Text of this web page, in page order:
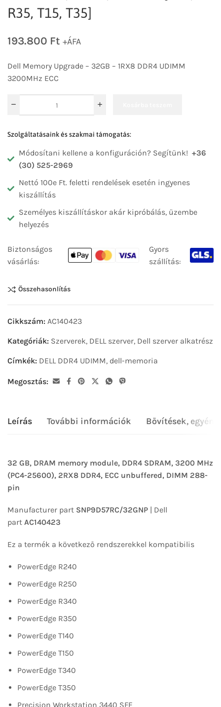
R35, T15, T35]
193.800 Ft +ÁFA
Dell Memory Upgrade – 32GB – 1RX8 DDR4 UDIMM
3200MHz ECC
Szolgáltatásaink és szakmai támogatás:
Módosítani kellene a konfiguráción? Segítünk! +36
(30) 525-2969
Nettó 100e Ft. feletti rendelések esetén ingyenes
kiszállítás
Személyes kiszállításkor akár kipróbálás, üzembe
helyezés
Biztonságos
vásárlás:
Gyors
szállítás:
Összehasonlítás
Cikkszám: AC140423
Kategóriák: Szerverek, DELL szerver, Dell szerver alkatrész
Címkék: DELL DDR4 UDIMM, dell-memoria
Megosztás:
Leírás További információk Bővítések,
32 GB, DRAM memory module, DDR4 SDRAM, 3200 MHz
(PC4-25600), 2RX8 DDR4, ECC unbuffered, DIMM 288-
pin
Manufacturer part SNP9D57RC/32GNP | Dell
part AC140423
Ez a termék a következő rendszerekkel kompatibilis
PowerEdge R240
PowerEdge R250
PowerEdge R340
PowerEdge R350
PowerEdge T140
PowerEdge T150
PowerEdge T340
PowerEdge T350
Precision Workstation 3440 SFF